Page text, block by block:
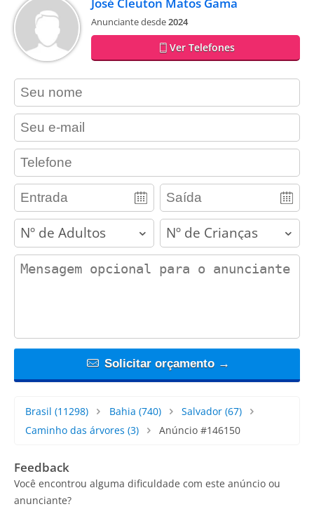
Anunciante desde2024
Ver Telefones
contact_name
contact_email
contact_phone
adults children
contact_message
Solicitar orçamento →
Brasil (11298) Bahia (740) Salvador (67)
Caminho das árvores (3) Anúncio #146150
Feedback
Você encontrou alguma dificuldade com este anúncio ou
anunciante?